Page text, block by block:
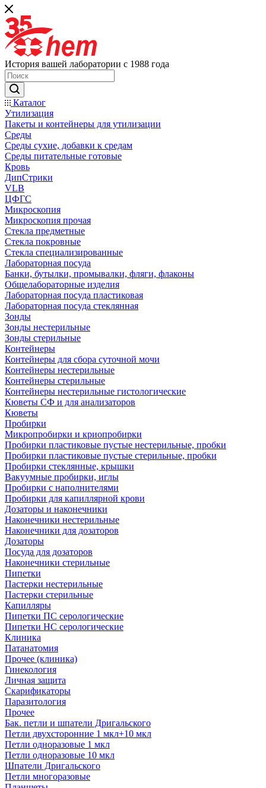
История вашей лаборатории с 1988 года
Каталог
Утилизация
Пакеты и контейнеры для утилизации
Среды
Среды сухие, добавки к средам
Среды питательные готовые
Кровь
ДипСтрики
VLB
ЦФГС
Микроскопия
Микроскопия прочая
Стекла предметные
Стекла покровные
Стекла специализированные
Лабораторная посуда
Банки, бутылки, промывалки, фляги, флаконы
Общелабораторные изделия
Лабораторная посуда пластиковая
Лабораторная посуда стеклянная
Зонды
Зонды нестерильные
Зонды стерильные
Контейнеры
Контейнеры для сбора суточной мочи
Контейнеры нестерильные
Контейнеры стерильные
Контейнеры нестерильные гистологические
Кюветы СФ и для анализаторов
Кюветы
Пробирки
Микропробирки и криопробирки
Пробирки пластиковые пустые нестерильные, пробки
Пробирки пластиковые пустые стерильные, пробки
Пробирки стеклянные, крышки
Вакуумные пробирки, иглы
Пробирки с наполнителями
Пробирки для капиллярной крови
Дозаторы и наконечники
Наконечники нестерильные
Наконечники для дозаторов
Дозаторы
Посуда для дозаторов
Наконечники стерильные
Пипетки
Пастерки нестерильные
Пастерки стерильные
Капилляры
Пипетки ПС серологические
Пипетки НС серологические
Клиника
Патанатомия
Прочее (клиника)
Гинекология
Личная защита
Скарификаторы
Паразитология
Прочее
Бак. петли и шпатели Дригальского
Петли двухсторонние 1 мкл+10 мкл
Петли одноразовые 1 мкл
Петли одноразовые 10 мкл
Шпатели Дригальского
Петли многоразовые